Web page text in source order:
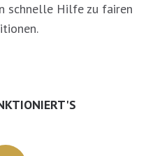
schnelle Hilfe zu fairen